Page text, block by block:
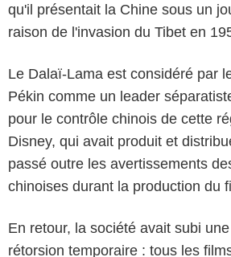
qu'il présentait la Chine sous un
raison de l'invasion du Tibet en
Le Dalaï-Lama est considéré par
Pékin comme un leader
pour le contrôle chinois de cette
Disney, qui avait produit et
passé outre les avertissements
chinoises durant la production du
En retour, la société avait subi
rétorsion temporaire : tous les